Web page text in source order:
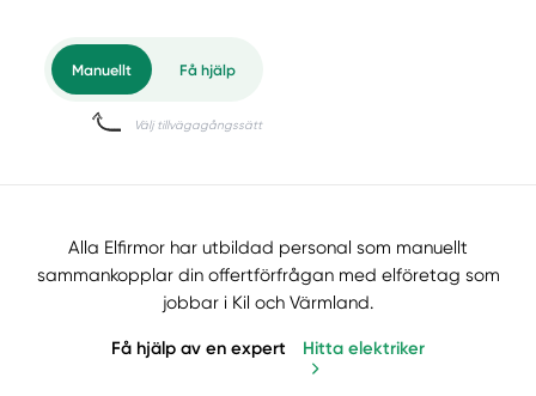
Alla Elfirmor har utbildad personal som manuellt
sammankopplar din offertförfrågan med elföretag som
jobbar i Kil och Värmland.
Få hjälp av en expert Hitta elektriker